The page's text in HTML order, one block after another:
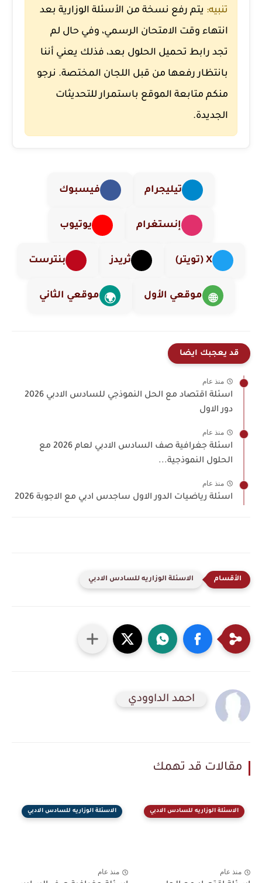
تنبيه: يتم رفع نسخة من الأسئلة الوزارية بعد
انتهاء وقت الامتحان الرسمي، وفي حال لم
تجد رابط تحميل الحلول بعد، فذلك يعني أننا
بانتظار رفعها من قبل اللجان المختصة. نرجو
منكم متابعة الموقع باستمرار للتحديثات
الجديدة.
تيليجرام فيسبوك
إنستغرام يوتيوب
X (تويتر) ثريدز بنترست
🌐 موقعي الأول 🌍 موقعي الثاني
قد يعجبك ايضا
منذ عام
اسئلة اقتصاد مع الحل النموذجي للسادس الادبي 2026
دور الاول
منذ عام
اسئلة جغرافية صف السادس الادبي لعام 2026 مع
الحلول النموذجية...
منذ عام
اسئلة رياضيات الدور الاول ساجدس ادبي مع الاجوبة 2026
الاسئلة الوزاريه للسادس الادبي
احمد الداوودي
مقالات قد تهمك
الاسئلة الوزاريه للسادس الادبي
منذ عام
الاسئلة الوزاريه للسادس الادبي
منذ عام